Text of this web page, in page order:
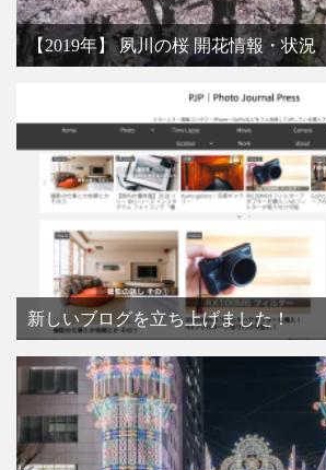
【2019年】 夙川の桜 開花情報・状況
新しいブログを立ち上げました！